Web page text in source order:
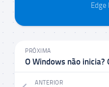
PRÓXIMA
ANTERIOR